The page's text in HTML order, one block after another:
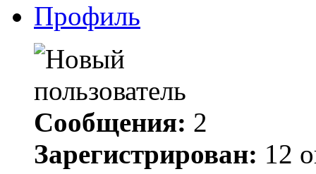
Профиль
Сообщения: 2
Зарегистрирован: 12